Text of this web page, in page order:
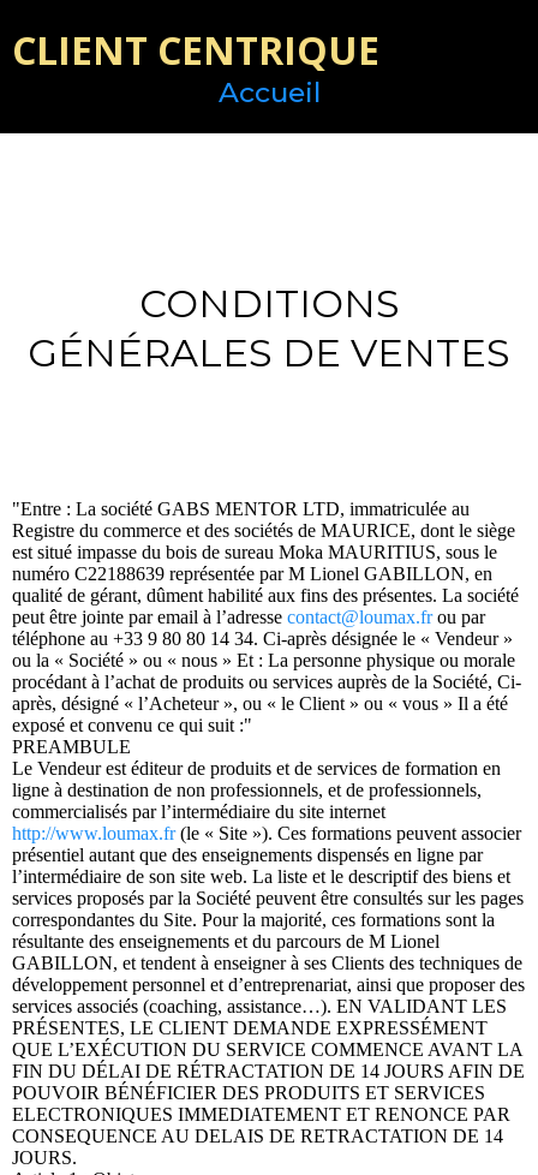
CLIENT CENTRIQUE
Accueil
CONDITIONS
GÉNÉRALES DE VENTES
"Entre : La société GABS MENTOR LTD, immatriculée au
Registre du commerce et des sociétés de MAURICE, dont le siège
est situé impasse du bois de sureau Moka MAURITIUS, sous le
numéro C22188639 représentée par M Lionel GABILLON, en
qualité de gérant, dûment habilité aux fins des présentes. La société
peut être jointe par email à l’adresse contact@loumax.frou par
téléphone au +33 9 80 80 14 34. Ci-après désignée le « Vendeur »
ou la « Société » ou « nous » Et : La personne physique ou morale
procédant à l’achat de produits ou services auprès de la Société, Ci-
après, désigné « l’Acheteur », ou « le Client » ou « vous » Il a été
exposé et convenu ce qui suit :"
PREAMBULE
Le Vendeur est éditeur de produits et de services de formation en
ligne à destination de non professionnels, et de professionnels,
commercialisés par l’intermédiaire du site internet
http://www.loumax.fr(le « Site »). Ces formations peuvent associer
présentiel autant que des enseignements dispensés en ligne par
l’intermédiaire de son site web. La liste et le descriptif des biens et
services proposés par la Société peuvent être consultés sur les pages
correspondantes du Site. Pour la majorité, ces formations sont la
résultante des enseignements et du parcours de M Lionel
GABILLON, et tendent à enseigner à ses Clients des techniques de
développement personnel et d’entreprenariat, ainsi que proposer des
services associés (coaching, assistance…). EN VALIDANT LES
PRÉSENTES, LE CLIENT DEMANDE EXPRESSÉMENT
QUE L’EXÉCUTION DU SERVICE COMMENCE AVANT LA
FIN DU DÉLAI DE RÉTRACTATION DE 14 JOURS AFIN DE
POUVOIR BÉNÉFICIER DES PRODUITS ET SERVICES
ELECTRONIQUES IMMEDIATEMENT ET RENONCE PAR
CONSEQUENCE AU DELAIS DE RETRACTATION DE 14
JOURS.